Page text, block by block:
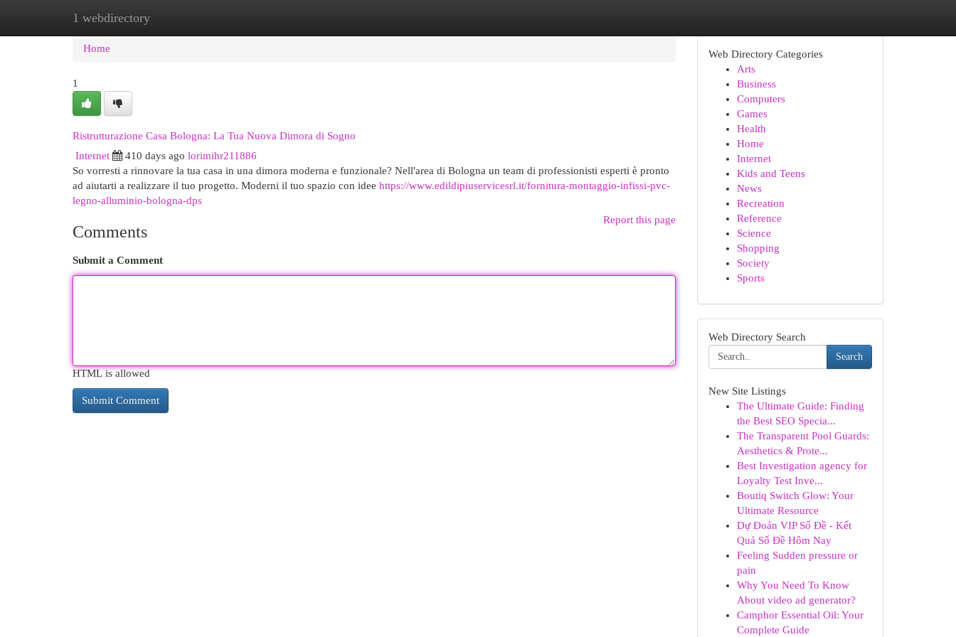
1 webdirectory
Home New Site Listings
Home
1
Ristrutturazione Casa Bologna: La Tua Nuova Dimora di Sogno
Internet
410 days ago lorimihr211886
So vorresti a rinnovare la tua casa in una dimora moderna e funzionale? Nell'area di Bologna un team di professionisti esperti è pronto
ad aiutarti a realizzare il tuo progetto. Moderni il tuo spazio con idee https://www.edildipiuservicesrl.it/fornitura-montaggio-infissi-pvc-
legno-alluminio-bologna-dps
Report this page
Comments
Submit a Comment
HTML is allowed
Web Directory Categories
Arts
Business
Computers
Games
Health
Home
Internet
Kids and Teens
News
Recreation
Reference
Science
Shopping
Society
Sports
Web Directory Search
Search
New Site Listings
The Ultimate Guide: Finding
the Best SEO Specia...
The Transparent Pool Guards:
Aesthetics & Prote...
Best Investigation agency for
Loyalty Test Inve...
Boutiq Switch Glow: Your
Ultimate Resource
Dự Đoán VIP Số Đề - Kết
Quả Số Đề Hôm Nay
Feeling Sudden pressure or
pain
Why You Need To Know
About video ad generator?
Camphor Essential Oil: Your
Complete Guide